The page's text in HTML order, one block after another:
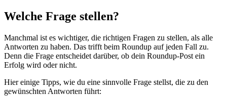
Welche Frage stellen?
Manchmal ist es wichtiger, die richtigen Fragen zu stellen, als alle
Antworten zu haben. Das trifft beim Roundup auf jeden Fall zu.
Denn die Frage entscheidet darüber, ob dein Roundup-Post ein
Erfolg wird oder nicht.
Hier einige Tipps, wie du eine sinnvolle Frage stellst, die zu den
gewünschten Antworten führt: